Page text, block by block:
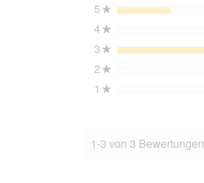
5★ Sterne
4★
3★ Sterne
2★
1★
1-3 von 3 Bewertungen